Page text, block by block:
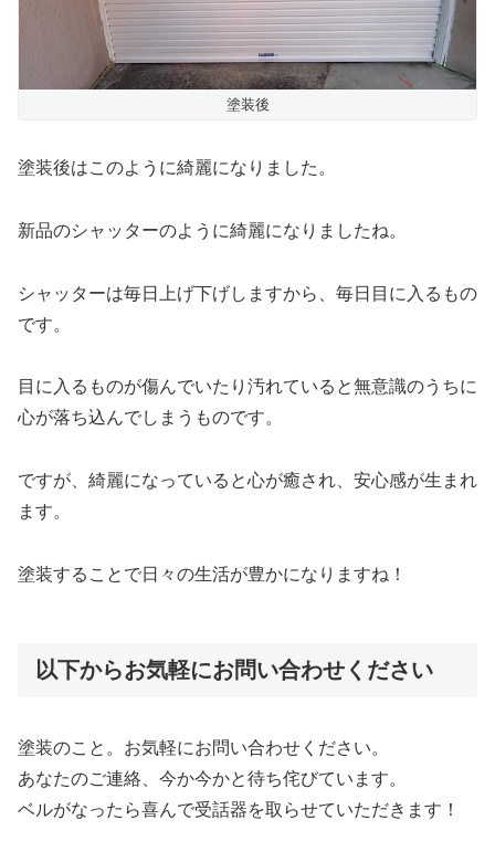
塗装後
塗装後はこのように綺麗になりました。
新品のシャッターのように綺麗になりましたね。
シャッターは毎日上げ下げしますから、毎日目に入るもの
です。
目に入るものが傷んでいたり汚れていると無意識のうちに
心が落ち込んでしまうものです。
ですが、綺麗になっていると心が癒され、安心感が生まれ
ます。
塗装することで日々の生活が豊かになりますね！
以下からお気軽にお問い合わせください
塗装のこと。お気軽にお問い合わせください。
あなたのご連絡、今か今かと待ち侘びています。
ベルがなったら喜んで受話器を取らせていただきます！